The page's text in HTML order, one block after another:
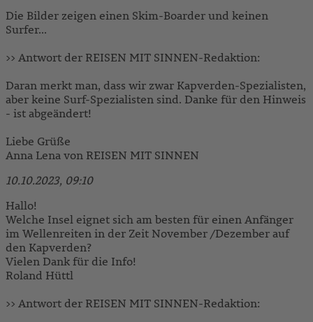
Die Bilder zeigen einen Skim-Boarder und keinen
Surfer...
>> Antwort der REISEN MIT SINNEN-Redaktion:
Daran merkt man, dass wir zwar Kapverden-Spezialisten,
aber keine Surf-Spezialisten sind. Danke für den Hinweis
- ist abgeändert!
Liebe Grüße
Anna Lena von REISEN MIT SINNEN
10.10.2023, 09:10
Hallo!
Welche Insel eignet sich am besten für einen Anfänger
im Wellenreiten in der Zeit November /Dezember auf
den Kapverden?
Vielen Dank für die Info!
Roland Hüttl
>> Antwort der REISEN MIT SINNEN-Redaktion: